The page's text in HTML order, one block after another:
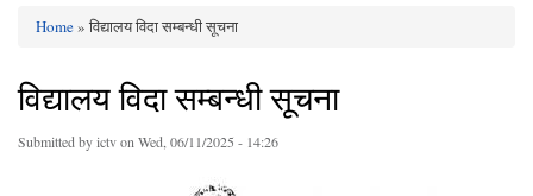
Home» विद्यालय विदा सम्बन्धी सूचना
विद्यालय विदा सम्बन्धी सूचना
Submitted byictvon Wed, 06/11/2025 - 14:26